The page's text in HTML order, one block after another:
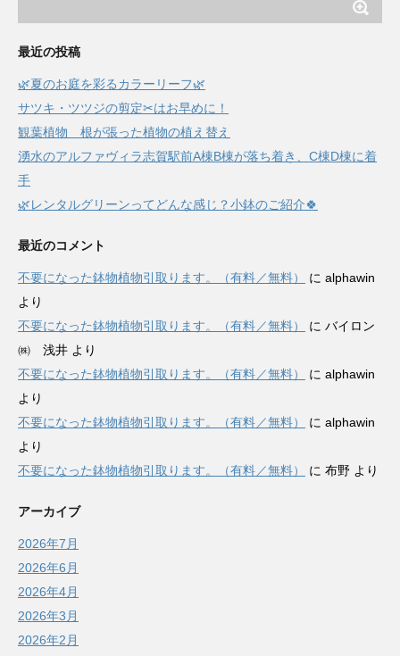
最近の投稿
🌿夏のお庭を彩るカラーリーフ🌿
サツキ・ツツジの剪定✂はお早めに！
観葉植物 根が張った植物の植え替え
湧水のアルファヴィラ志賀駅前A棟B棟が落ち着き、C棟D棟に着
手
🌿レンタルグリーンってどんな感じ？小鉢のご紹介🍀
最近のコメント
不要になった鉢物植物引取ります。（有料／無料） に alphawin
より
不要になった鉢物植物引取ります。（有料／無料）
に バイロン
㈱ 浅井 より
不要になった鉢物植物引取ります。（有料／無料）
に alphawin
より
不要になった鉢物植物引取ります。（有料／無料）
に alphawin
より
不要になった鉢物植物引取ります。（有料／無料）
に 布野 より
アーカイブ
2026年7月
2026年6月
2026年4月
2026年3月
2026年2月